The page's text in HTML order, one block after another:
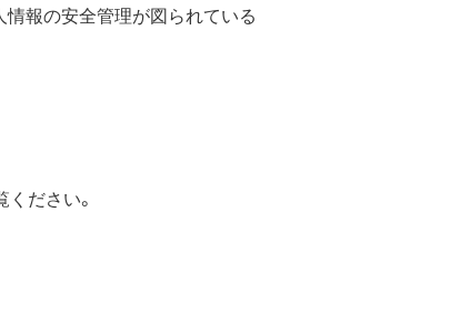
報の安全管理が図られている
ださい。